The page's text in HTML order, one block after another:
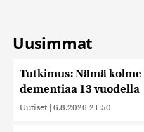
Uusimmat
Tutkimus: Nämä
dementiaa 13 vuodella
Uutiset | 6.8.2026 21:50